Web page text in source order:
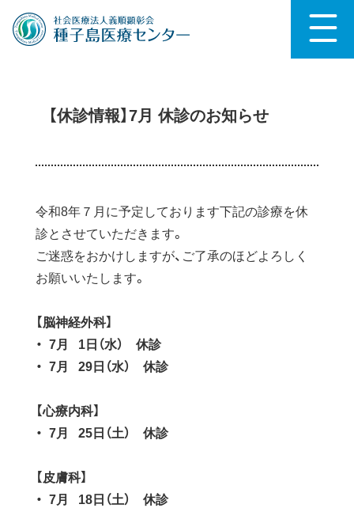
【休診情報】7月 休診のお知らせ
令和8年７月に予定しております下記の診療を休
診とさせていただきます。
ご迷惑をおかけしますが、ご了承のほどよろしく
お願いいたします。
【脳神経外科】
・ 7月 1日（水） 休診
・ 7月 29日（水） 休診
【心療内科】
・ 7月 25日（土） 休診
【皮膚科】
・ 7月 18日（土） 休診